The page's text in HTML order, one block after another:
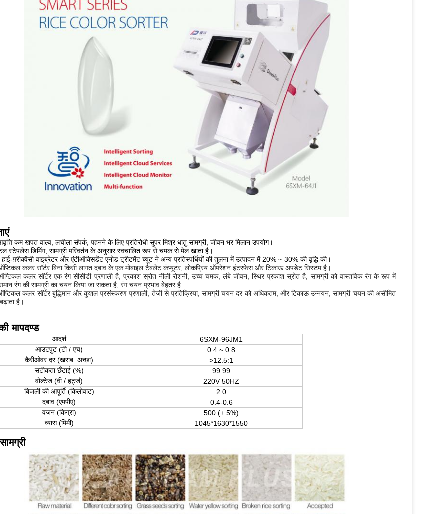
कम खपत वाल्व, लचीला संपर्क, पहनने के लिए प्रतिरोधी सुपर मिश्र धातु सामग्री, जीवन भर मिलान उपयोग।
स्टेपलेस डिमिंग, सामग्री परिवर्तन के अनुसार स्वचालित रूप से चमक से मेल खाता है।
फ़्रीक्वेंसी वाइब्रेटर और एंटीऑक्सिडेंट एनोड ट्रीटमेंट च्यूट ने अन्य प्रतिस्पर्धियों की तुलना में उत्पादन में 20% ~ 30% की वृद्धि की।
कलर सॉर्टर बिना किसी लागत दबाव के एक मोबाइल टैबलेट कंप्यूटर, लोकप्रिय ऑपरेशन इंटरफेस और टिकाऊ अपडेट सिस्टम है।
कलर सॉर्टर एक रंग सीसीडी प्रणाली है, प्रकाश स्रोत नीली रोशनी, उच्च चमक, लंबे जीवन, स्थिर प्रकाश स्रोत है, सामग्री को वास्तविक रंग के रूप में
रंग की सामग्री का चयन किया जा सकता है, रंग चयन प्रभाव बेहतर है .
कलर सॉर्टर बुद्धिमान और कुशल प्रसंस्करण प्रणाली, तेजी से प्रतिक्रिया, सामग्री चयन दर को अधिकतम, और टिकाऊ उन्नयन, सामग्री चयन की असीमित
है।
मापदण्ड
आदर्श
6SXM-96JM1
आउटपुट (टी / एच)
0.4 ~ 0.8
कैरीओवर दर (खराब: अच्छा)
>12.5:1
सटीकता छँटाई (%)
99.99
वोल्टेज (वी / हर्ट्ज)
220V 50HZ
बिजली की आपूर्ति (किलोवाट)
2.0
दबाव (एमपीए)
0.4-0.6
वजन (किग्रा)
500 (± 5%)
व्यास (मिमी)
1045*1630*1550